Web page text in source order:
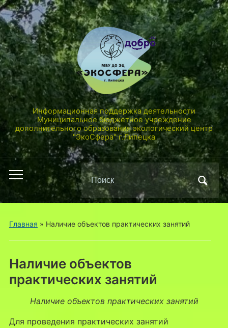
Информационная поддержка деятельности
Муниципальное бюджетное учреждение
дополнительного образования экологический центр
"ЭкоСфера" г.Липецка
Переключить
мобильное
меню
Поиск
по:
Главная » Наличие объектов практических занятий
Наличие объектов
практических занятий
Наличие объектов практических занятий
Для проведения практических занятий